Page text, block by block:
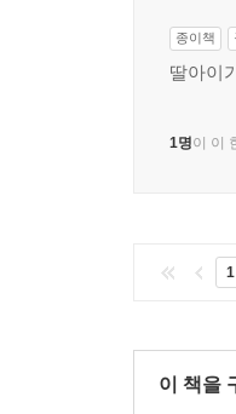
종이책
딸아이
1명이 이
1
이 책을